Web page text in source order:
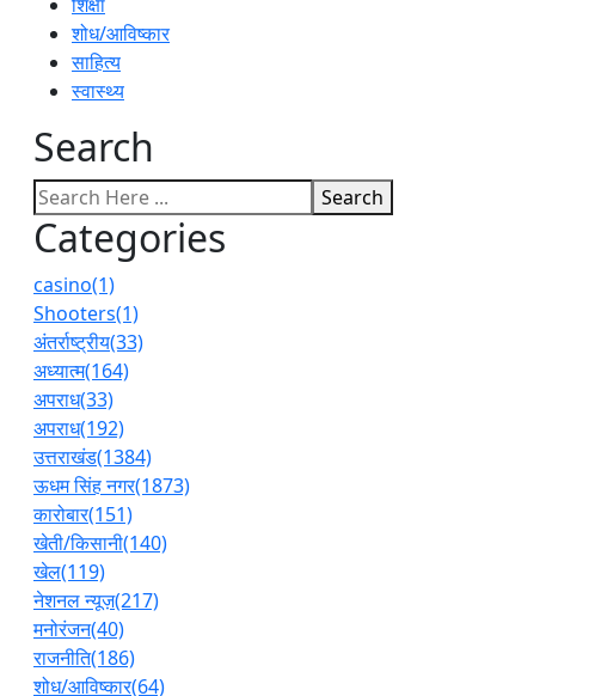
शोध/आविष्कार
साहित्य
स्वास्थ्य
Search
Search
Categories
casino(1)
Shooters(1)
अंतर्राष्ट्रीय(33)
अध्यात्म(164)
अपराध(33)
अपराध(192)
उत्तराखंड(1384)
ऊधम सिंह नगर(1873)
कारोबार(151)
खेती/किसानी(140)
खेल(119)
नेशनल न्यूज़(217)
मनोरंजन(40)
राजनीति(186)
शोध/आविष्कार(64)